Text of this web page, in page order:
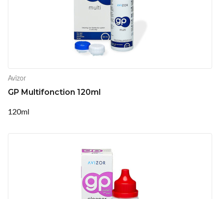
Avizor
GP Multifonction 120ml
120ml